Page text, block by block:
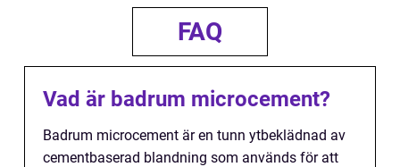
FAQ
Vad är badrum microcement?
Badrum microcement är en tunn ytbeklädnad av
cementbaserad blandning som används för att